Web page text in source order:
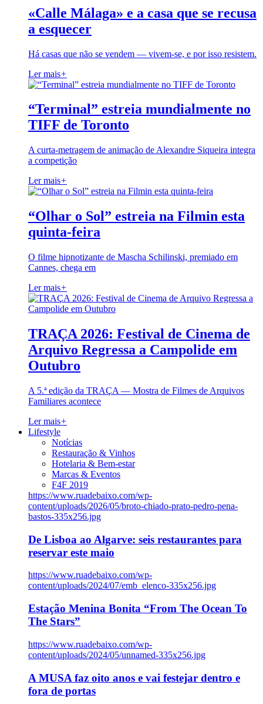
«Calle Málaga» e a casa que se recusa
a esquecer
Há casas que não se vendem — vivem-se, e por isso resistem.
Ler mais+
“Terminal” estreia mundialmente no
TIFF de Toronto
A curta-metragem de animação de Alexandre Siqueira integra
a competição
Ler mais+
“Olhar o Sol” estreia na Filmin esta
quinta-feira
O filme hipnotizante de Mascha Schilinski, premiado em
Cannes, chega em
Ler mais+
TRAÇA 2026: Festival de Cinema de
Arquivo Regressa a Campolide em
Outubro
A 5.ª edição da TRAÇA — Mostra de Filmes de Arquivos
Familiares acontece
Ler mais+
Lifestyle
Notícias
Restauração & Vinhos
Hotelaria & Bem-estar
Marcas & Eventos
F4F 2019
https://www.ruadebaixo.com/wp-
content/uploads/2026/05/broto-chiado-prato-pedro-pena-
bastos-335x256.jpg
De Lisboa ao Algarve: seis restaurantes para
reservar este maio
https://www.ruadebaixo.com/wp-
content/uploads/2024/07/emb_elenco-335x256.jpg
Estação Menina Bonita “From The Ocean To
The Stars”
https://www.ruadebaixo.com/wp-
content/uploads/2024/05/unnamed-335x256.jpg
A MUSA faz oito anos e vai festejar dentro e
fora de portas